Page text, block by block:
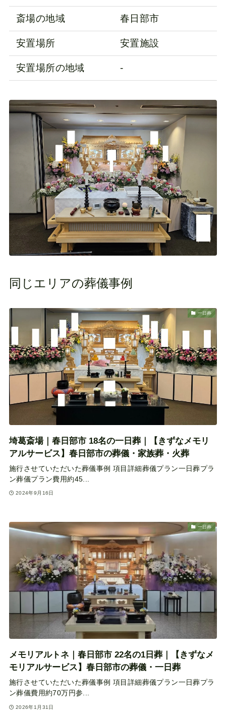
斎場の地域 春日部市
安置場所 安置施設
安置場所の地域 -
同じエリアの葬儀事例
一日葬
埼葛斎場｜春日部市 18名の一日葬｜【きずなメモリ
アルサービス】春日部市の葬儀・家族葬・火葬
施行させていただいた葬儀事例 項目詳細葬儀プラン一日葬プラ
ン葬儀プラン費用約45...
2024年9月16日
一日葬
メモリアルトネ｜春日部市 22名の1日葬｜【きずなメ
モリアルサービス】春日部市の葬儀・一日葬
施行させていただいた葬儀事例 項目詳細葬儀プラン一日葬プラ
ン葬儀費用約70万円参...
2026年1月31日